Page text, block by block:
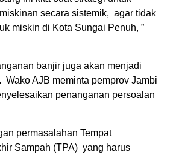
secara sistemik, agar tidak
miskin di Kota Sungai Penuh, ”
banjir juga akan menjadi
Wako AJB meminta pemprov Jambi
penanganan persoalan
permasalahan Tempat
Sampah (TPA) yang harus